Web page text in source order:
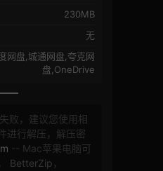
230MB
无
网盘,城通网盘,夸克网
盘,OneDrive
败，建议您使用相
进行解压，解压密
-- Mac苹果电脑可
， BetterZip ，